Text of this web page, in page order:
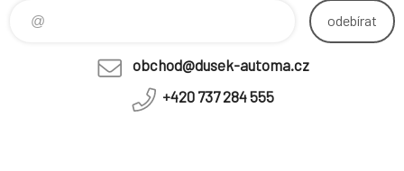
odebírat
obchod@dusek-automa.cz
+420 737 284 555